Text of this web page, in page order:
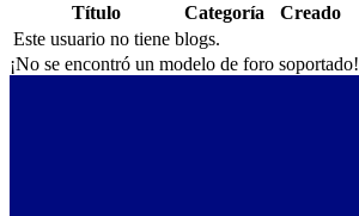
Título
Categoría
Creado
Este usuario no tiene blogs.
¡No se encontró un modelo de foro soportado!